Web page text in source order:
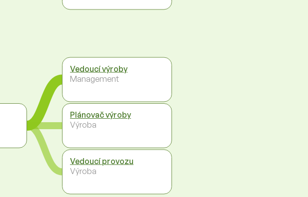
Vedoucí výroby
Management
Plánovač výroby
Výroba
Vedoucí provozu
Výroba